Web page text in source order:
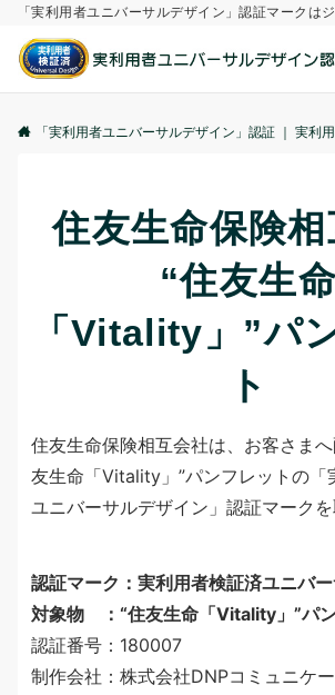
「実利用者ユニバーサルデザイン」認証マークは
「実利用者ユニバーサルデザイン」認証 ｜ 実利
住友生命保険相
“住友生
「Vitality」”パ
ト
住友生命保険相互会社は、お客さま
友生命「Vitality」”パンフレットの「
ユニバーサルデザイン」認証マークを
認証マーク：実利用者検証済ユニバ
対象物 ：“住友生命「Vitality」”パ
認証番号：180007
制作会社：株式会社DNPコミュニケ